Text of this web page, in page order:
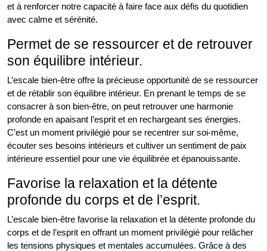
et à renforcer notre capacité à faire face aux défis du quotidien
avec calme et sérénité.
Permet de se ressourcer et de retrouver
son équilibre intérieur.
L’escale bien-être offre la précieuse opportunité de se ressourcer
et de rétablir son équilibre intérieur. En prenant le temps de se
consacrer à son bien-être, on peut retrouver une harmonie
profonde en apaisant l’esprit et en rechargeant ses énergies.
C’est un moment privilégié pour se recentrer sur soi-même,
écouter ses besoins intérieurs et cultiver un sentiment de paix
intérieure essentiel pour une vie équilibrée et épanouissante.
Favorise la relaxation et la détente
profonde du corps et de l’esprit.
L’escale bien-être favorise la relaxation et la détente profonde du
corps et de l’esprit en offrant un moment privilégié pour relâcher
les tensions physiques et mentales accumulées. Grâce à des